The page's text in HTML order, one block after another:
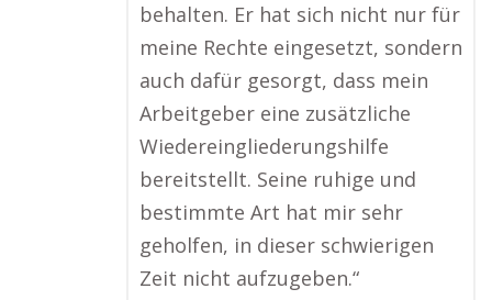
behalten. Er hat sich nicht nur für
meine Rechte eingesetzt, sondern
auch dafür gesorgt, dass mein
Arbeitgeber eine zusätzliche
Wiedereingliederungshilfe
bereitstellt. Seine ruhige und
bestimmte Art hat mir sehr
geholfen, in dieser schwierigen
Zeit nicht aufzugeben.“